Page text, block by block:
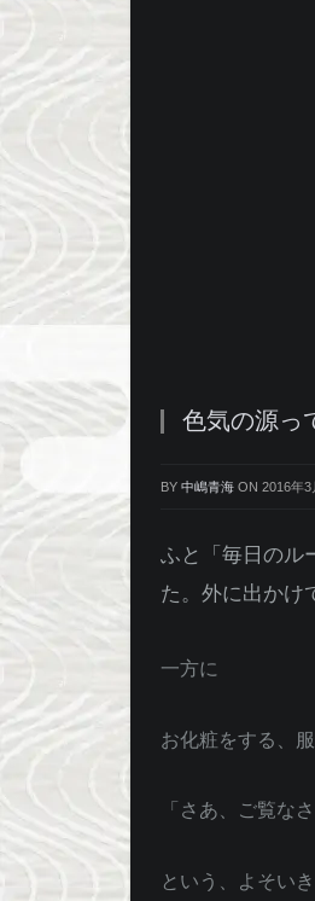
色気の源っ
BY 中嶋青海 ON 2016年3
ふと「毎日のル
た。外に出かけ
一方に
お化粧をする、
「さあ、ご覧な
という、よそい